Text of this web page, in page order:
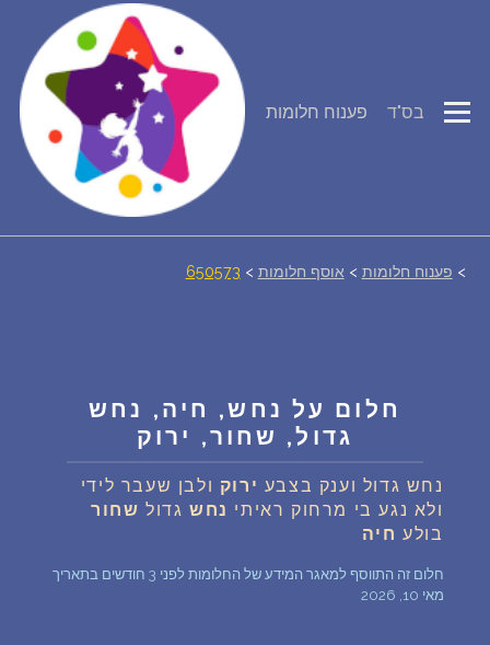
פענוח חלומות בס"ד
אוסף החלומות
חלומות נפוצים
שאלות נפוצות
פענוח חלום אנושי
> פענוח חלומות > אוסף חלומות >
650573
חלום על נחש, חיה, נחש
גדול, שחור, ירוק
נחש גדול וענק בצבע ירוק ולבן שעבר לידי
ולא נגע בי מרחוק ראיתי נחש גדול שחור
בולע חיה
חלום זה התווסף למאגר המידע של החלומות לפני 3 חודשים בתאריך
מאי 10, 2026